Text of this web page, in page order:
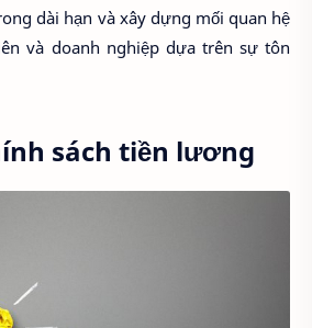
dài hạn và xây dựng mối quan hệ
và doanh nghiệp dựa trên sự tôn
sách tiền lương